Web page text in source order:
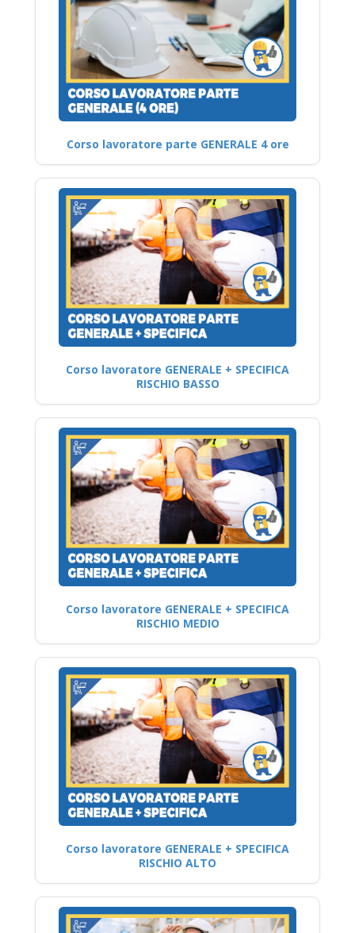
Corso lavoratore parte GENERALE 4 ore
Corso lavoratore GENERALE + SPECIFICA
RISCHIO BASSO
Corso lavoratore GENERALE + SPECIFICA
RISCHIO MEDIO
Corso lavoratore GENERALE + SPECIFICA
RISCHIO ALTO